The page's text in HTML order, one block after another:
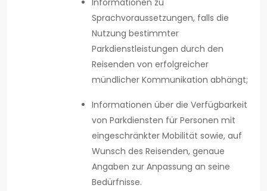
Informationen zu
Sprachvoraussetzungen, falls die
Nutzung bestimmter
Parkdienstleistungen durch den
Reisenden von erfolgreicher
mündlicher Kommunikation abhängt;
Informationen über die Verfügbarkeit
von Parkdiensten für Personen mit
eingeschränkter Mobilität sowie, auf
Wunsch des Reisenden, genaue
Angaben zur Anpassung an seine
Bedürfnisse.